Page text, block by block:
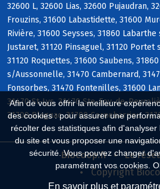
Afin de vous offrir la meilleure
des cookies : pour assurer une
récolter des statistiques afin
du site et vous proposer une
sécurité. Vous pouvez changer
paramétrant vos cookies.
En savoir plus et
32600 L, 32600 Lias, 32600 Pujaudran,
Frouzins, 31600 Labastidette, 31600
Rivière, 31600 Seysses, 31860
Justaret, 31120 Pinsaguel, 31120 Portet
31120 Roquettes, 31600 Saubens,
s/Aussonnelle, 31470 Cambernard,
Fonsorbes, 31470 Fontenilles, 31600
31470 St-Lys, 31470 Ste-Foy-de-
31700 Blagnac, 31700 Cornebarrieu,
Biocoop.fr
Le
Copyright